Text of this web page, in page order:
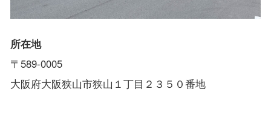
所在地
〒589-0005
大阪府大阪狭山市狭山１丁目２３５０番地